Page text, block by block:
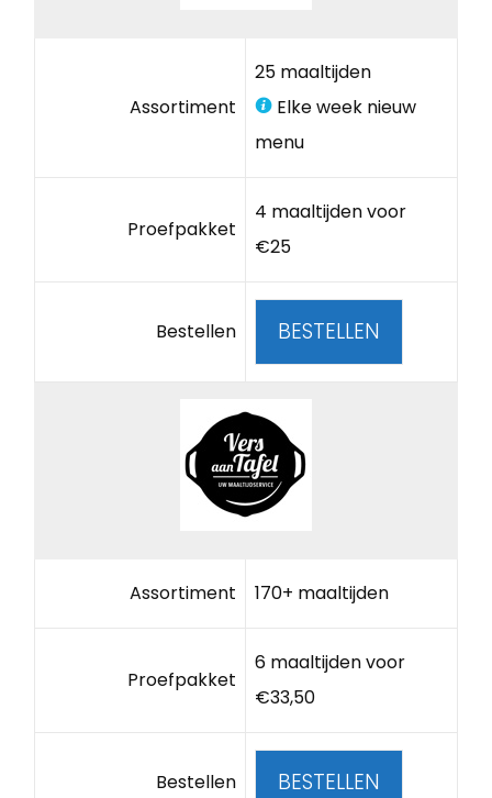
Assortiment
25 maaltijden
Elke week nieuw
menu
Proefpakket
4 maaltijden voor
€25
Bestellen BESTELLEN
Assortiment 170+ maaltijden
Proefpakket
6 maaltijden voor
€33,50
Bestellen BESTELLEN